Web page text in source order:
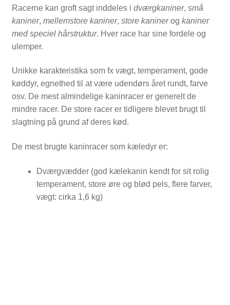
Racerne kan groft sagt inddeles i dværgkaniner, små
kaniner, mellemstore kaniner, store kaninerog kaniner
med speciel hårstruktur. Hver race har sine fordele og
ulemper.
Unikke karakteristika som fx vægt, temperament, gode
køddyr, egnethed til at være udendørs året rundt, farve
osv. De mest almindelige kaninracer er generelt de
mindre racer. De store racer er tidligere blevet brugt til
slagtning på grund af deres kød.
De mest brugte kaninracer som kæledyr er:
Dværgvædder (god kælekanin kendt for sit rolig
temperament, store øre og blød pels, flere farver,
vægt: cirka 1,6 kg)